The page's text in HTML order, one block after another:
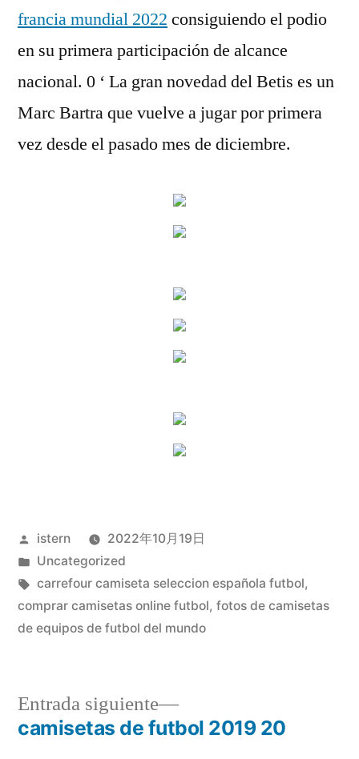
francia mundial 2022 consiguiendo el podio
en su primera participación de alcance
nacional. 0 ‘ La gran novedad del Betis es un
Marc Bartra que vuelve a jugar por primera
vez desde el pasado mes de diciembre.
Publicado
por
istern
2022年10月19日
Publicado
en
Uncategorized
Etiquetas:
carrefour camiseta seleccion española futbol,
comprar camisetas online futbol, fotos de camisetas
de equipos de futbol del mundo
Navegación
Entrada siguiente
Entrada
siguiente:
camisetas de futbol 2019 20